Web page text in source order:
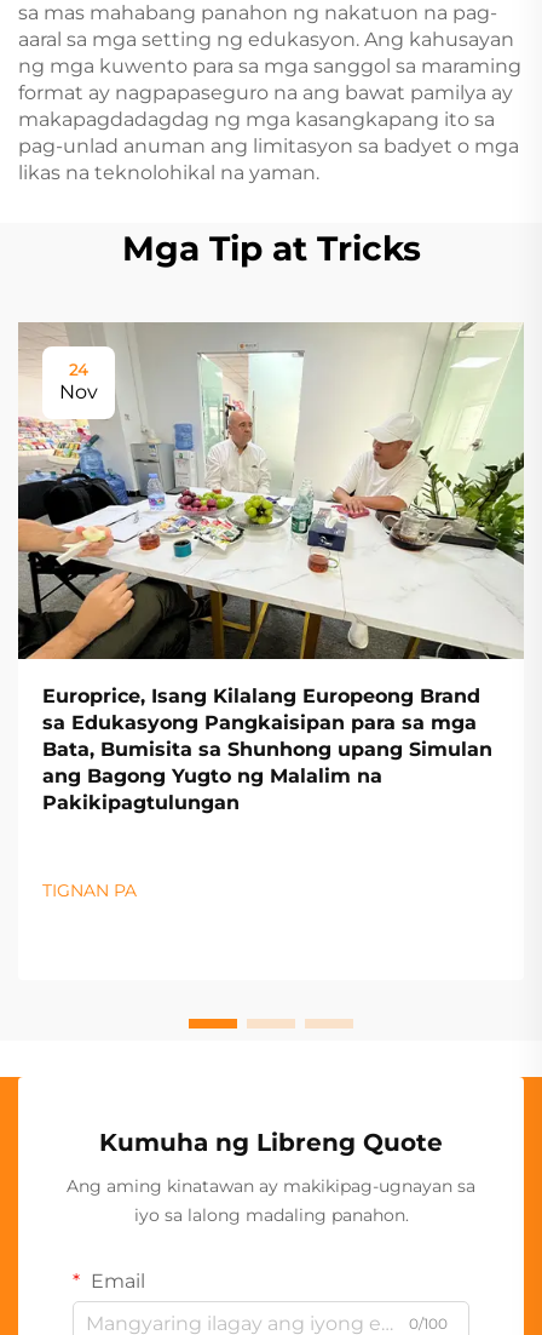
sa mas mahabang panahon ng nakatuon na pag-
aaral sa mga setting ng edukasyon. Ang kahusayan
ng mga kuwento para sa mga sanggol sa maraming
format ay nagpapaseguro na ang bawat pamilya ay
makapagdadagdag ng mga kasangkapang ito sa
pag-unlad anuman ang limitasyon sa badyet o mga
likas na teknolohikal na yaman.
Mga Tip at Tricks
24
Nov
Europrice, Isang Kilalang Europeong Brand
sa Edukasyong Pangkaisipan para sa mga
Bata, Bumisita sa Shunhong upang Simulan
ang Bagong Yugto ng Malalim na
Pakikipagtulungan
TIGNAN PA
Kumuha ng Libreng Quote
Ang aming kinatawan ay makikipag-ugnayan sa
iyo sa lalong madaling panahon.
Email
0/100